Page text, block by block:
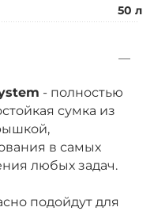
50 л
- полностью
сумка из
в самых
любых задач.
подойдут для